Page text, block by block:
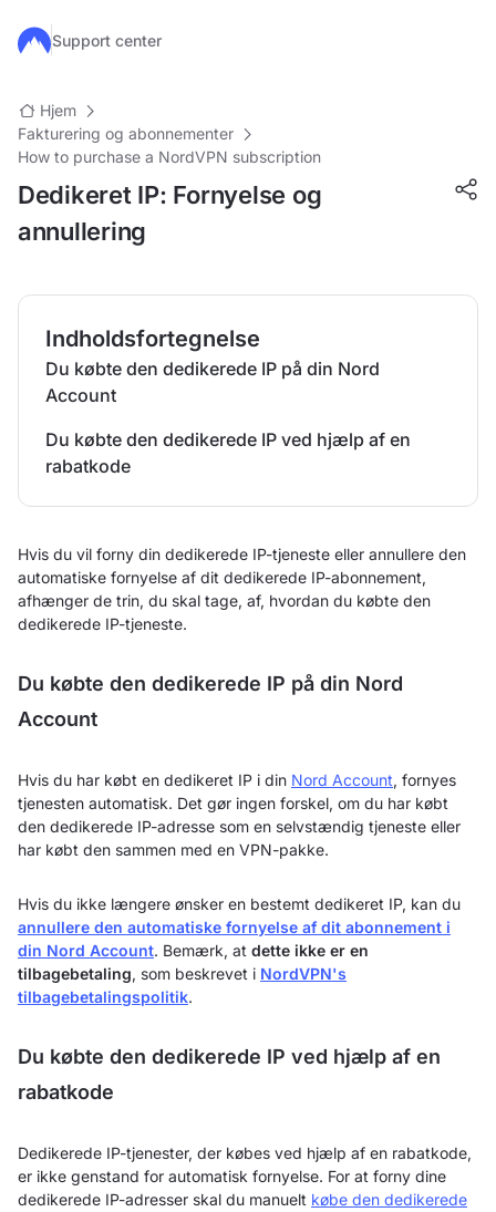
Gå til hovedindhold
Support center
Hjem
Fakturering og abonnementer
How to purchase a NordVPN subscription
Dedikeret IP: Fornyelse og
annullering
Indholdsfortegnelse
Du købte den dedikerede IP på din Nord
Account
Du købte den dedikerede IP ved hjælp af en
rabatkode
Hvis du vil forny din dedikerede IP-tjeneste eller annullere den
automatiske fornyelse af dit dedikerede IP-abonnement,
afhænger de trin, du skal tage, af, hvordan du købte den
dedikerede IP-tjeneste.
Du købte den dedikerede IP på din Nord
Account
Hvis du har købt en dedikeret IP i din Nord Account, fornyes
tjenesten automatisk. Det gør ingen forskel, om du har købt
den dedikerede IP-adresse som en selvstændig tjeneste eller
har købt den sammen med en VPN-pakke.
Hvis du ikke længere ønsker en bestemt dedikeret IP, kan du
annullere den automatiske fornyelse af dit abonnement i
din Nord Account. Bemærk, at dette ikke er en
tilbagebetaling, som beskrevet i NordVPN's
tilbagebetalingspolitik.
Du købte den dedikerede IP ved hjælp af en
rabatkode
Dedikerede IP-tjenester, der købes ved hjælp af en rabatkode,
er ikke genstand for automatisk fornyelse. For at forny dine
dedikerede IP-adresser skal du manuelt købe den dedikerede